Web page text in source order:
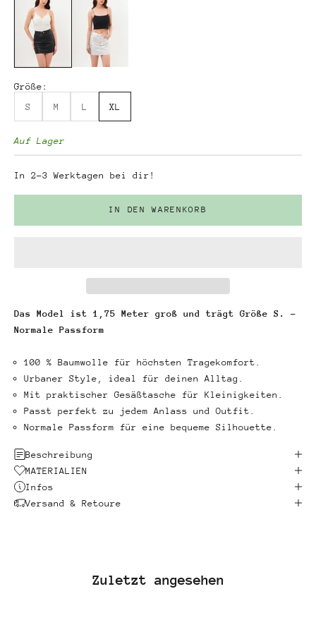
Größe:
S
M L XL
Auf Lager
In 2-3 Werktagen bei dir!
IN DEN WARENKORB
Das Model ist 1,75 Meter groß und trägt Größe S. -
Normale Passform
100 % Baumwolle für höchsten Tragekomfort.
Urbaner Style, ideal für deinen Alltag.
Mit praktischer Gesäßtasche für Kleinigkeiten.
Passt perfekt zu jedem Anlass und Outfit.
Normale Passform für eine bequeme Silhouette.
Beschreibung
MATERIALIEN
Infos
Versand & Retoure
Zuletzt angesehen